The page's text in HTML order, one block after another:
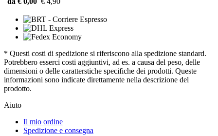
* Questi costi di spedizione si riferiscono alla spedizione standard.
Potrebbero esserci costi aggiuntivi, ad es. a causa del peso, delle
dimensioni o delle caratterstiche specifiche dei prodotti. Queste
informazioni sono indicate direttamente nella descrizione del
prodotto.
Aiuto
Il mio ordine
Spedizione e consegna